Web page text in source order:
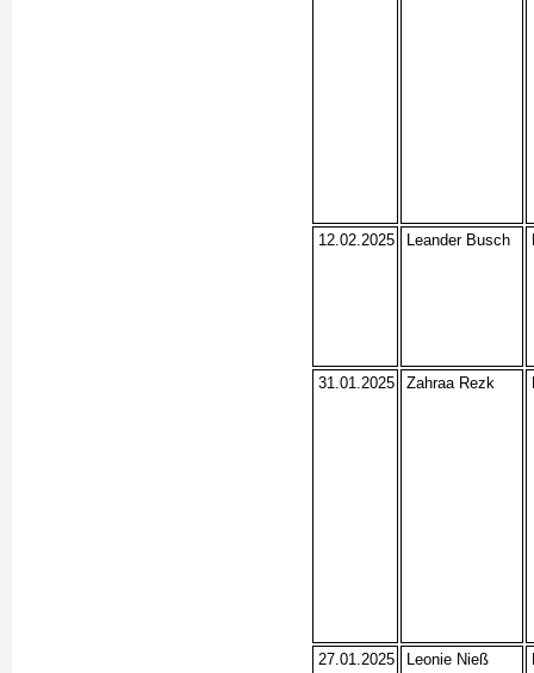
12.02.2025 Leander Busch
31.01.2025 Zahraa Rezk
27.01.2025 Leonie Nieß